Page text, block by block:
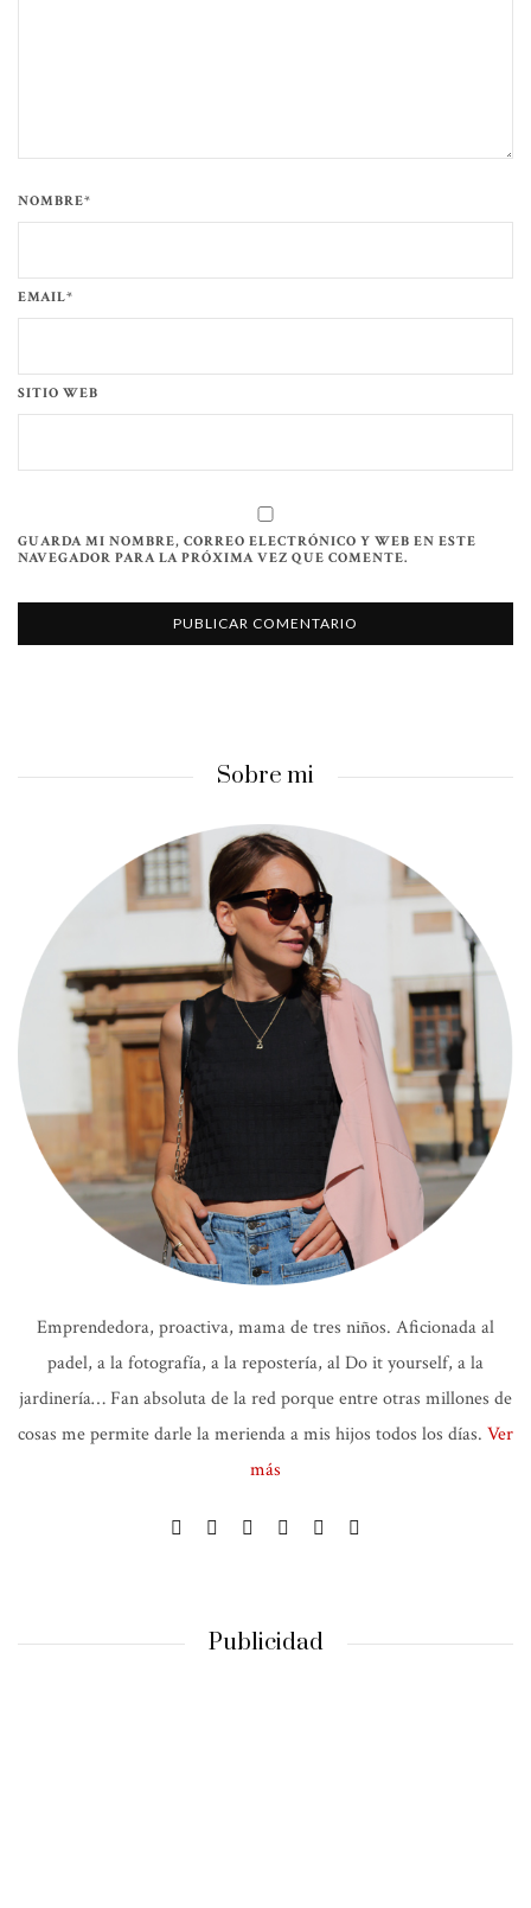
NOMBRE*
EMAIL*
SITIO WEB
GUARDA MI NOMBRE, CORREO ELECTRÓNICO Y WEB EN ESTE
NAVEGADOR PARA LA PRÓXIMA VEZ QUE COMENTE.
Sobre mi
Emprendedora, proactiva, mama de tres niños. Aficionada al
padel, a la fotografía, a la repostería, al Do it yourself, a la
jardinería… Fan absoluta de la red porque entre otras millones de
cosas me permite darle la merienda a mis hijos todos los días. Ver
más
Publicidad